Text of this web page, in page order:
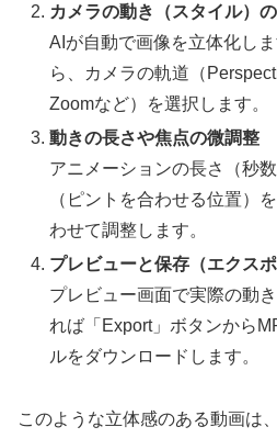
カメラの動き（スタイル）
AIが自動で画像を立体化し
ら、カメラの軌道（
Zoomなど）を選択します。
動きの長さや焦点の微調整
アニメーションの長さ（秒
（ピントを合わせる位置）
わせて調整します。
プレビューと保存（エクスポ
プレビュー画面で実際の動
れば「Export」ボタンから
ルをダウンロードします。
このような立体感のある動画は